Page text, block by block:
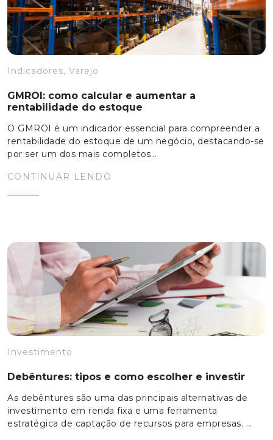
Indicadores, Varejo
GMROI: como calcular e aumentar a
rentabilidade do estoque
O GMROI é um indicador essencial para compreender a
rentabilidade do estoque de um negócio, destacando-se
por ser um dos mais completos…
CONTINUAR LENDO
Investimento
Debêntures: tipos e como escolher e investir
As debêntures são uma das principais alternativas de
investimento em renda fixa e uma ferramenta
estratégica de captação de recursos para empresas. …